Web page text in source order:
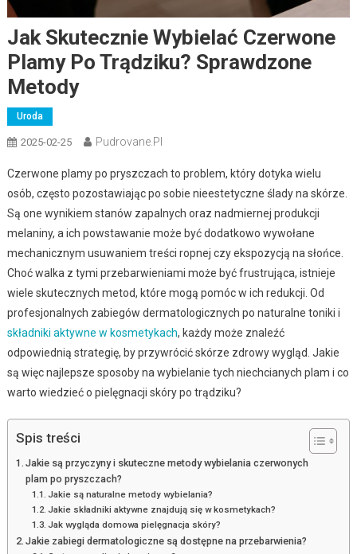
Jak Skutecznie Wybielać Czerwone
Plamy Po Trądziku? Sprawdzone
Metody
Uroda
2025-02-25 Pudrovane.pl
Czerwone plamy po pryszczach to problem, który dotyka wielu
osób, często pozostawiając po sobie nieestetyczne ślady na skórze.
Są one wynikiem stanów zapalnych oraz nadmiernej produkcji
melaniny, a ich powstawanie może być dodatkowo wywołane
mechanicznym usuwaniem treści ropnej czy ekspozycją na słońce.
Choć walka z tymi przebarwieniami może być frustrująca, istnieje
wiele skutecznych metod, które mogą pomóc w ich redukcji. Od
profesjonalnych zabiegów dermatologicznych po naturalne toniki i
składniki aktywne w kosmetykach, każdy może znaleźć
odpowiednią strategię, by przywrócić skórze zdrowy wygląd. Jakie
są więc najlepsze sposoby na wybielanie tych niechcianych plam i co
warto wiedzieć o pielęgnacji skóry po trądziku?
Spis treści
Jakie są przyczyny i skuteczne metody wybielania czerwonych
plam po pryszczach?
Jakie są naturalne metody wybielania?
Jakie składniki aktywne znajdują się w kosmetykach?
Jak wygląda domowa pielęgnacja skóry?
Jakie zabiegi dermatologiczne są dostępne na przebarwienia?